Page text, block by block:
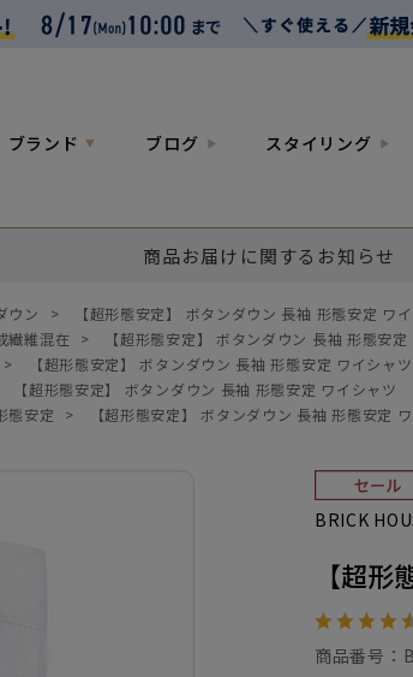
ブランド ブログ スタイリング
商品お届けに関するお知らせ
ウン >
【超形態安定】 ボタンダウン 長袖 形態安定 ワ
繊維混在 >
【超形態安定】 ボタンダウン 長袖 形態安定
>
【超形態安定】 ボタンダウン 長袖 形態安定 ワイシャツ
【超形態安定】 ボタンダウン 長袖 形態安定 ワイシャツ
態安定
> 【超形態安定】 ボタンダウン 長袖 形態安定
BRICK
【超
商品番号：